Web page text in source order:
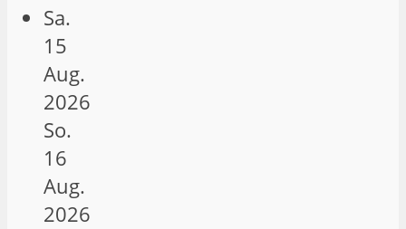
Sa.
15
Aug.
2026
So.
16
Aug.
2026